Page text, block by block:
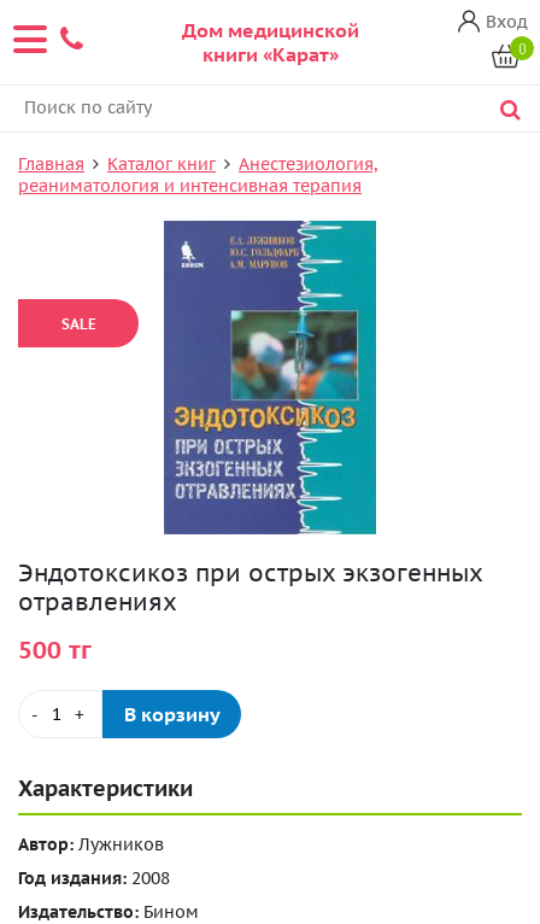
Дом медицинской
книги «Карат»
Вход
0
Главная Каталог книг
Анестезиология,
реаниматология и интенсивная терапия
SALE
Эндотоксикоз при острых экзогенных
отравлениях
500 тг
- + В корзину
Характеристики
Автор: Лужников
Год издания: 2008
Издательство: Бином